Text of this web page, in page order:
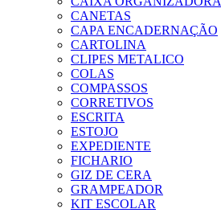
CANETAS
CAPA ENCADERNAÇÃO
CARTOLINA
CLIPES METALICO
COLAS
COMPASSOS
CORRETIVOS
ESCRITA
ESTOJO
EXPEDIENTE
FICHARIO
GIZ DE CERA
GRAMPEADOR
KIT ESCOLAR